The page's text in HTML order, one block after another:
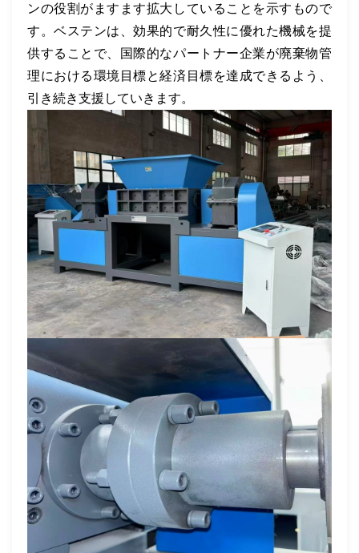
ンの役割がますます拡大していることを示すもので
す。ベステンは、効果的で耐久性に優れた機械を提
供することで、国際的なパートナー企業が廃棄物管
理における環境目標と経済目標を達成できるよう、
引き続き支援していきます。